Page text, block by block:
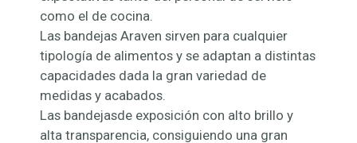
como el de cocina.
Las bandejas Araven sirven para cualquier
tipología de alimentos y se adaptan a distintas
capacidades dada la gran variedad de
medidas y acabados.
Las bandejasde exposición con alto brillo y
alta transparencia, consiguiendo una gran